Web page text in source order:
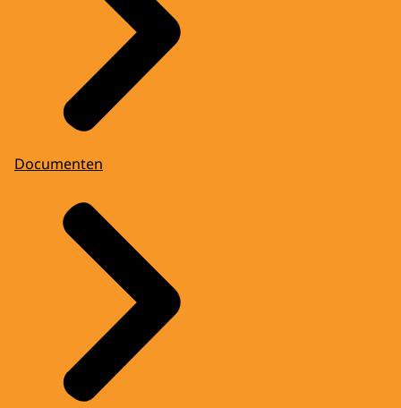
Documenten